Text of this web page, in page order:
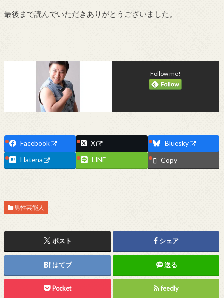
最後まで読んでいただきありがとうございました。
Follow me!
Facebook X
Bluesky
Hatena
LINE Copy
男性芸能人
ポスト シェア
はてブ 送る
Pocket feedly